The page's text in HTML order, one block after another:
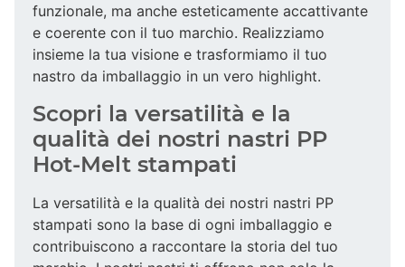
funzionale, ma anche esteticamente accattivante
e coerente con il tuo marchio. Realizziamo
insieme la tua visione e trasformiamo il tuo
nastro da imballaggio in un vero highlight.
Scopri la versatilità e la
qualità dei nostri nastri PP
Hot-Melt stampati
La versatilità e la qualità dei nostri nastri PP
stampati sono la base di ogni imballaggio e
contribuiscono a raccontare la storia del tuo